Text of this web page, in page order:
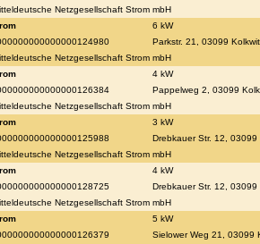
Netzgesellschaft Strom mbH
6 kW
Parkstr. 21, 03099
Netzgesellschaft Strom mbH
4 kW
Pappelweg 2, 03099
Netzgesellschaft Strom mbH
3 kW
Drebkauer Str. 12,
Netzgesellschaft Strom mbH
4 kW
Drebkauer Str. 12,
Netzgesellschaft Strom mbH
5 kW
Sielower Weg 21, 03099